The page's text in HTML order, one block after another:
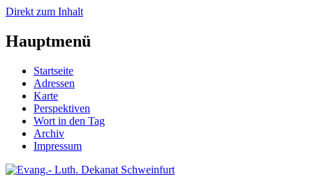
Direkt zum Inhalt
Hauptmenü
Startseite
Adressen
Karte
Perspektiven
Wort in den Tag
Archiv
Impressum